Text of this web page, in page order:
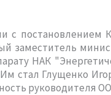
с
заместитель
НАК
стал Глущенко
руководителя